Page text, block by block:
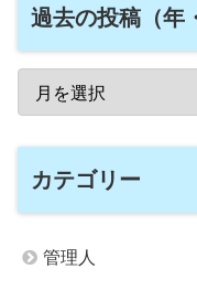
過去の投稿（年
カテゴリー
管理人